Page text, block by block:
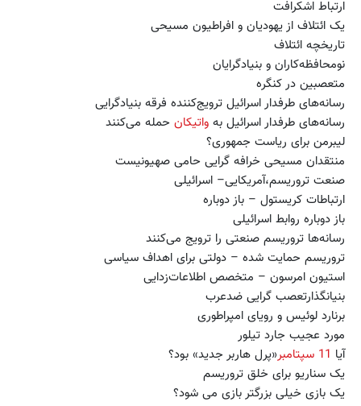
ارتباط اشکرافت
یک ائتلاف از یهودیان و افراطیون مسیحی
تاریخچه ائتلاف
نومحافظه‌کاران و بنیادگرایان
متعصبین در کنگره
رسانه‌های طرفدار اسرائیل ترویج‌کننده فرقه بنیادگرایی
رسانه‌های طرفدار اسرائیل به واتیکان حمله می‌کنند
لیبرمن برای ریاست جمهوری؟
منتقدان مسیحی خرافه گرایی حامی صهیونیست
صنعت تروریسم،آمریکایی– اسرائیلی
ارتباطات کریستول – باز دوباره
باز دوباره روابط اسرائیلی
رسانه‌ها تروریسم صنعتی را ترویج می‌کنند
تروریسم حمایت شده – دولتی برای اهداف سیاسی
استیون امرسون – متخصص اطلاعات‌زدایی
بنیانگذارتعصب گرایی ضدعرب
برنارد لوئیس و رویای امپراطوری
مورد عجیب جارد تیلور
آیا 11 سپتامبر
«پرل هاربر جدید» بود؟
یک سناریو برای خلق تروریسم
یک بازی خیلی بزرگتر بازی می شود؟